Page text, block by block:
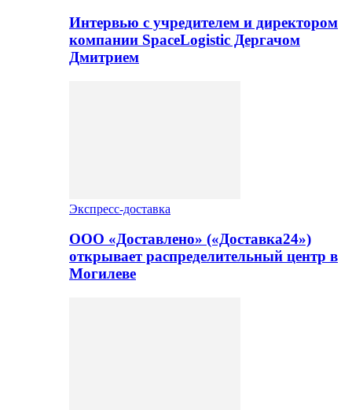
Интервью с учредителем и директором
компании SpaceLogistic Дергачом
Дмитрием
Экспресс-доставка
ООО «Доставлено» («Доставка24»)
открывает распределительный центр в
Могилеве